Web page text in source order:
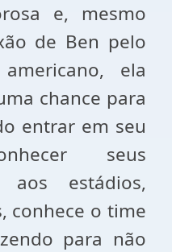
e, mesmo
de Ben pelo
ela
chance para
entrar em seu
seus
aos estádios,
conhece o time
para não